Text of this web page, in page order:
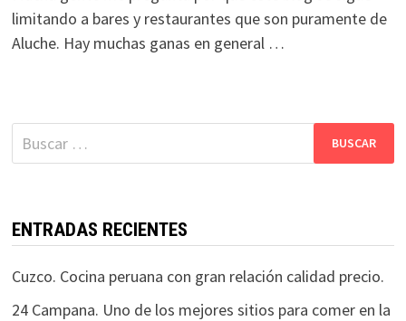
limitando a bares y restaurantes que son puramente de
Aluche. Hay muchas ganas en general …
Buscar:
ENTRADAS RECIENTES
Cuzco. Cocina peruana con gran relación calidad precio.
24 Campana. Uno de los mejores sitios para comer en la